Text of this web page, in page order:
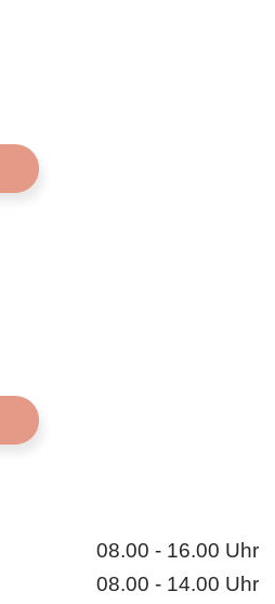
08.00 - 16.00 Uhr
08.00 - 14.00 Uhr